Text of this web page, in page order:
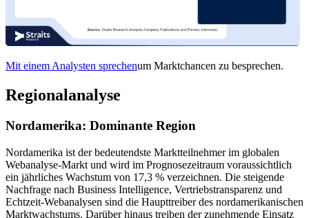
Mit einem Analysten sprechenum Marktchancen zu besprechen.
Regionalanalyse
Nordamerika: Dominante Region
Nordamerika ist der bedeutendste Marktteilnehmer im globalen
Webanalyse-Markt und wird im Prognosezeitraum voraussichtlich
ein jährliches Wachstum von 17,3 % verzeichnen. Die steigende
Nachfrage nach Business Intelligence, Vertriebstransparenz und
Echtzeit-Webanalysen sind die Haupttreiber des nordamerikanischen
Marktwachstums. Darüber hinaus treiben der zunehmende Einsatz